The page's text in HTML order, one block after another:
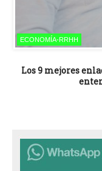
ECONOMÍA-RRHH
Los 9 mejores